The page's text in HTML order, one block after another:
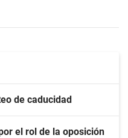
de caducidad
el rol de la oposición